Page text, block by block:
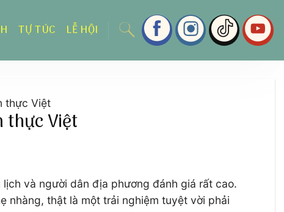
TỰ TÚC LỄ HỘI
thực Việt
thực Việt
và người dân địa phương đánh giá rất cao.
nhàng, thật là một trải nghiệm tuyệt vời phải